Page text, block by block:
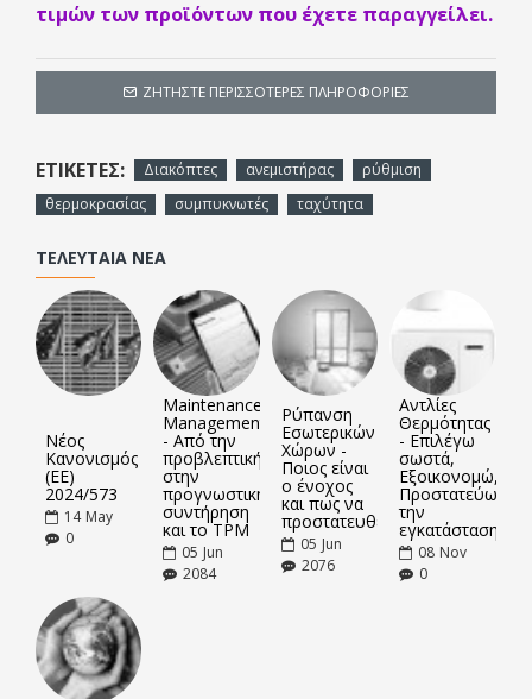
έως 60°C
ΖΗΤΉΣΤΕ ΠΕΡΙΣΣΌΤΕΡΕΣ ΠΛΗΡΟΦΟΡΊΕΣ
τιμών των προϊόντων που έχετε παραγγείλει.
ΕΤΙΚΈΤΕΣ: Διακόπτες ανεμιστήρας
ρύθμιση
θερμοκρασίας
συμπυκνωτές ταχύτητα
ΤΕΛΕΥΤΑΊΑ ΝΈΑ
Νέος
Κανονισμός
(ΕΕ)
2024/573
14 May
0
Maintenance
Management
- Από την
προβλεπτική
στην
προγνωστική
συντήρηση
και το TPM
05 Jun
2084
Ρύπανση
Εσωτερικών
Χώρων -
Ποιος είναι
ο ένοχος
και πως να
προστατευθείτε
05 Jun
2076
Αντλίες
Θερμότητας
- Επιλέγω
σωστά,
Εξοικονομώ,
Προστατεύω
την
εγκατάσταση
08 Nov
0